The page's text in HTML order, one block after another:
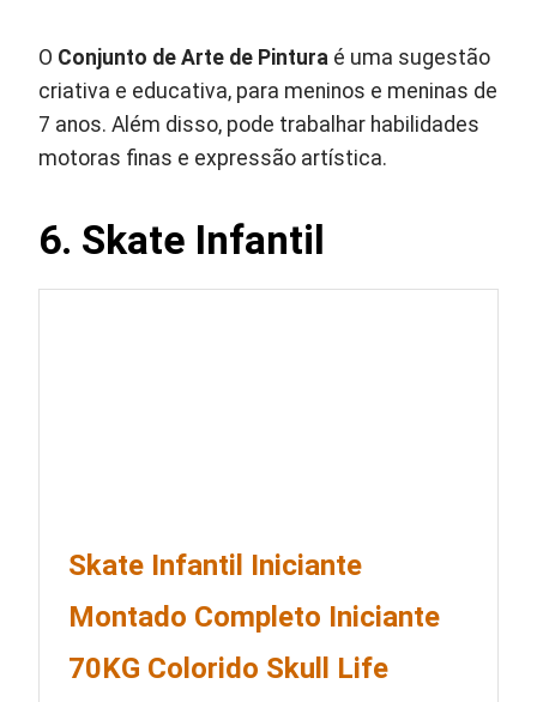
O Conjunto de Arte de Pintura é uma sugestão
criativa e educativa, para meninos e meninas de
7 anos. Além disso, pode trabalhar habilidades
motoras finas e expressão artística.
6. Skate Infantil
Skate Infantil Iniciante
Montado Completo Iniciante
70KG Colorido Skull Life